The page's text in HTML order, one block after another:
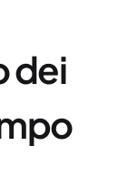
dei